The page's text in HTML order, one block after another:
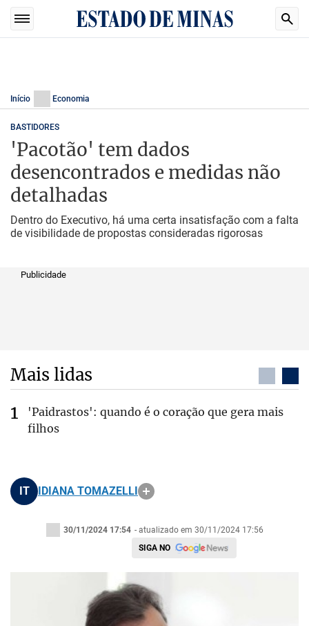
Início Economia
BASTIDORES
'Pacotão' tem dados
desencontrados e medidas não
detalhadas
Dentro do Executivo, há uma certa insatisfação com a falta
de visibilidade de propostas consideradas rigorosas
Publicidade
Mais lidas
'Paidrastos': quando é o coração que gera mais
filhos
IT IDIANA TOMAZELLI
30/11/2024 17:54 - atualizado em 30/11/2024 17:56
SIGA NO